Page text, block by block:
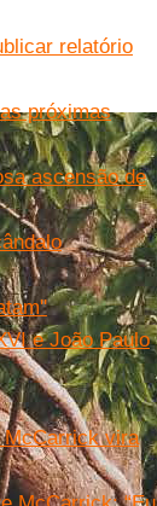
relatório
próximas
ascensão de
e João Paulo
McCarrick vira